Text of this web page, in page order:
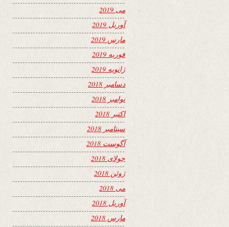
می 2019
آوریل 2019
مارس 2019
فوریه 2019
ژانویه 2019
دسامبر 2018
نوامبر 2018
اکتبر 2018
سپتامبر 2018
آگوست 2018
جولای 2018
ژوئن 2018
می 2018
آوریل 2018
مارس 2018